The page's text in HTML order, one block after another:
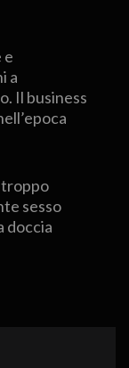
e
a
Il business
sesso
doccia